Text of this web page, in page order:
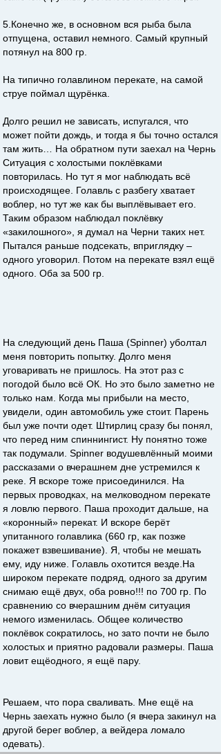
5.Конечно же, в основном вся рыба была
отпущена, оставил немного. Самый крупный
потянул на 800 гр.
На типично голавлином перекате, на самой
струе поймал щурёнка.
Долго решил не зависать, испугался, что
может пойти дождь, и тогда я бы точно остался
там жить… На обратном пути заехал на Чернь
Ситуация с холостыми поклёвками
повторилась. Но тут я мог наблюдать всё
происходящее. Голавль с разбегу хватает
воблер, но тут же как бы выплёвывает его.
Таким образом наблюдал поклёвку
«закилошного», я думал на Черни таких нет.
Пытался раньше подсекать, вприглядку –
одного уговорил. Потом на перекате взял ещё
одного. Оба за 500 гр.
На следующий день Паша (Spinnеr) уболтал
меня повторить попытку. Долго меня
уговаривать не пришлось. На этот раз с
погодой было всё ОК. Но это было заметно не
только нам. Когда мы прибыли на место,
увидели, один автомобиль уже стоит. Парень
был уже почти одет. Штирлиц сразу бы понял,
что перед ним спиннингист. Ну понятно тоже
так подумали. Spinnеr водушевлённый моими
рассказами о вчерашнем дне устремился к
реке. Я вскоре тоже присоединился. На
первых проводках, на мелководном перекате
я ловлю первого. Паша проходит дальше, на
«коронный» перекат. И вскоре берёт
упитанного голавлика (660 гр, как позже
покажет взвешивание). Я, чтобы не мешать
ему, иду ниже. Голавль охотится везде.На
широком перекате подряд, одного за другим
снимаю ещё двух, оба ровно!!! по 700 гр. По
сравнению со вчерашним днём ситуация
немого изменилась. Общее количество
поклёвок сократилось, но зато почти не было
холостых и приятно радовали размеры. Паша
ловит ещёодного, я ещё пару.
Решаем, что пора сваливать. Мне ещё на
Чернь заехать нужно было (я вчера закинул на
другой берег воблер, а вейдера ломало
одевать).